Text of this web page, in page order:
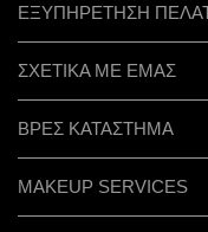
ΕΞΥΠΗΡΕΤΗΣΗ
ΣΧΕΤΙΚΑ ΜΕ ΕΜΑΣ
ΒΡΕΣ ΚΑΤΑΣΤΗΜΑ
MAKEUP SERVICES